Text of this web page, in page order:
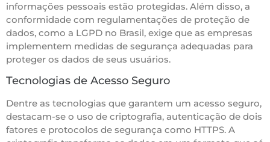
informações pessoais estão protegidas. Além disso, a
conformidade com regulamentações de proteção de
dados, como a LGPD no Brasil, exige que as empresas
implementem medidas de segurança adequadas para
proteger os dados de seus usuários.
Tecnologias de Acesso Seguro
Dentre as tecnologias que garantem um acesso seguro,
destacam-se o uso de criptografia, autenticação de dois
fatores e protocolos de segurança como HTTPS. A